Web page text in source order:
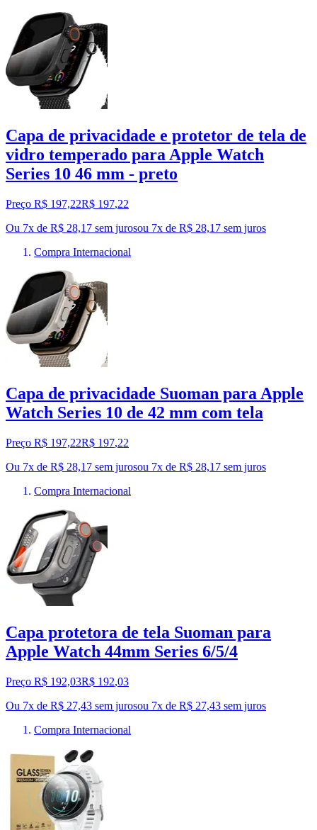
Capa de privacidade e protetor de tela de
vidro temperado para Apple Watch
Series 10 46 mm - preto
Preço R$ 197,22R$ 197,22
Ou 7x de R$ 28,17 sem jurosou 7x de R$ 28,17 sem juros
Compra Internacional
Capa de privacidade Suoman para Apple
Watch Series 10 de 42 mm com tela
Preço R$ 197,22R$ 197,22
Ou 7x de R$ 28,17 sem jurosou 7x de R$ 28,17 sem juros
Compra Internacional
Capa protetora de tela Suoman para
Apple Watch 44mm Series 6/5/4
Preço R$ 192,03R$ 192,03
Ou 7x de R$ 27,43 sem jurosou 7x de R$ 27,43 sem juros
Compra Internacional